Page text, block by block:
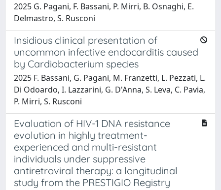
2025 G. Pagani, F. Bassani, P. Mirri, B. Osnaghi, E.
Delmastro, S. Rusconi
Insidious clinical presentation of
uncommon infective endocarditis caused
by Cardiobacterium species
2025 F. Bassani, G. Pagani, M. Franzetti, L. Pezzati, L.
Di Odoardo, I. Lazzarini, G. D'Anna, S. Leva, C. Pavia,
P. Mirri, S. Rusconi
Evaluation of HIV-1 DNA resistance
evolution in highly treatment-
experienced and multi-resistant
individuals under suppressive
antiretroviral therapy: a longitudinal
study from the PRESTIGIO Registry